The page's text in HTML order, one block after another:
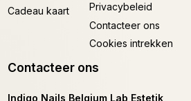
Cadeau kaart
Privacybeleid
Contacteer ons
Cookies intrekken
Contacteer ons
Indigo Nails Belgium Lab Estetik